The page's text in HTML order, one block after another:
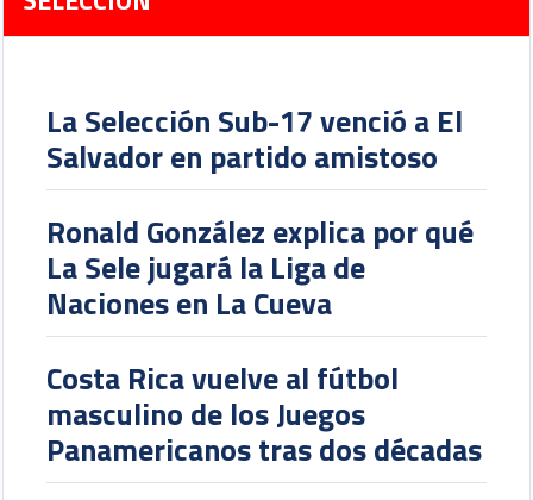
La Selección Sub-17 venció a El
Salvador en partido amistoso
Ronald González explica por qué
La Sele jugará la Liga de
Naciones en La Cueva
Costa Rica vuelve al fútbol
masculino de los Juegos
Panamericanos tras dos décadas